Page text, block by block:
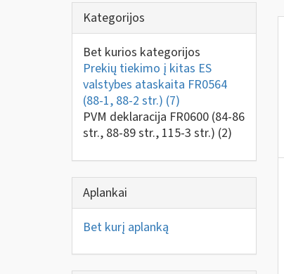
Kategorijos
Bet kurios kategorijos
Prekių tiekimo į kitas ES
valstybes ataskaita FR0564
(88-1, 88-2 str.) (7)
PVM deklaracija FR0600 (84-86
str., 88-89 str., 115-3 str.) (2)
Aplankai
Bet kurį aplanką